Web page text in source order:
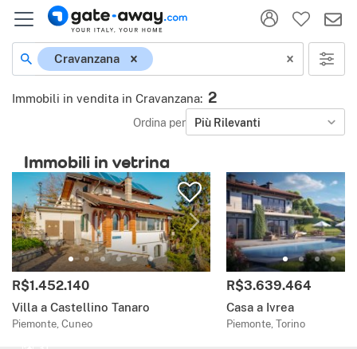
Cravanzana
Immobili in vendita in Cravanzana: 2
Ordina per Più Rilevanti
Immobili in vetrina
R$1.452.140
Villa a Castellino Tanaro
Piemonte, Cuneo
R$3.639.464
Casa a Ivrea
Piemonte, Torino